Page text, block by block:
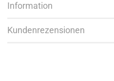
Information
Kundenrezensionen